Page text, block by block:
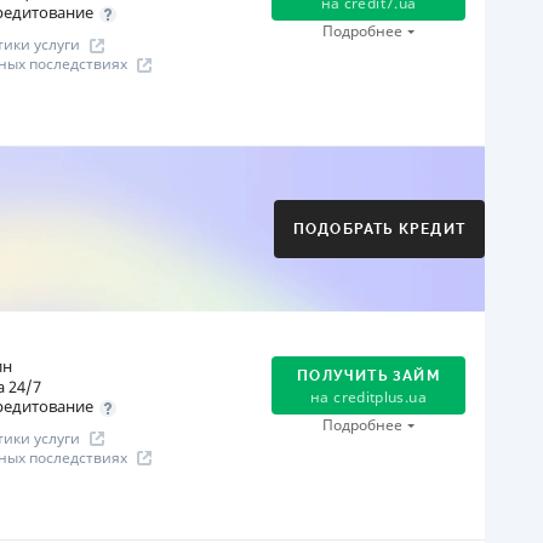
услуги
последствиях
Подробнее
Через терминалы самообслуживания
переоформлена 21.03.2024 г.
ПОДОБРАТЬ КРЕДИТ
24/7
услуги
последствиях
ПОЛУЧИТЬ ЗАЙМ
на creditplus.ua
Подробнее